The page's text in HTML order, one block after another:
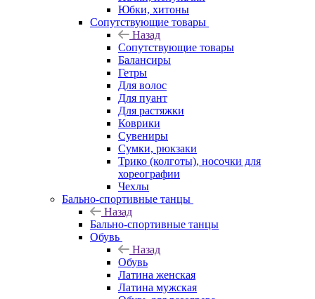
Юбки, хитоны
Сопутствующие товары
Назад
Сопутствующие товары
Балансиры
Гетры
Для волос
Для пуант
Для растяжки
Коврики
Сувениры
Сумки, рюкзаки
Трико (колготы), носочки для
хореографии
Чехлы
Бально-спортивные танцы
Назад
Бально-спортивные танцы
Обувь
Назад
Обувь
Латина женская
Латина мужская